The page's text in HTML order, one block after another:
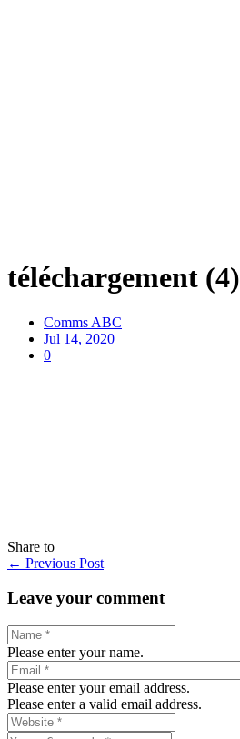
téléchargement (4)
Comms ABC
Jul 14, 2020
0
Share to
← Previous Post
Leave your comment
Please enter your name.
Please enter your email address.
Please enter a valid email address.